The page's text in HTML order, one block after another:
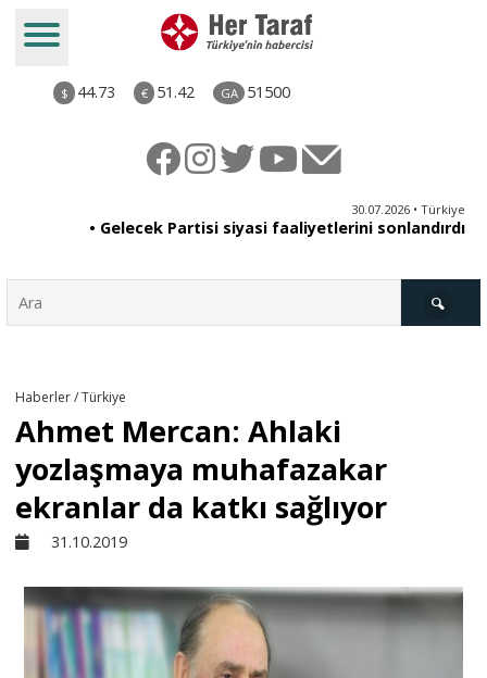
$ 44.73 € 51.42 GA 51500
30.07.2026 • Türkiye
• Gelecek Partisi siyasi faaliyetlerini sonlandırdı
Derkenar
Sivil Toplum
Kültür - Sanat
Ekonomi
Haberler / Türkiye
Ahmet Mercan: Ahlaki
yozlaşmaya muhafazakar
ekranlar da katkı sağlıyor
31.10.2019